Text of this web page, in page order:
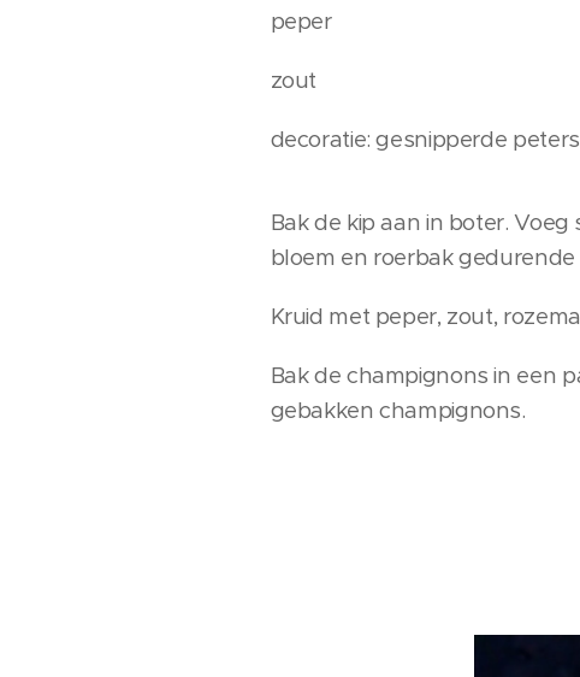
peper
zout
decoratie: gesnipperde
Bak de kip aan in boter.
bloem en roerbak gedurende
Kruid met peper, zout,
Bak de champignons in een
gebakken champignons.